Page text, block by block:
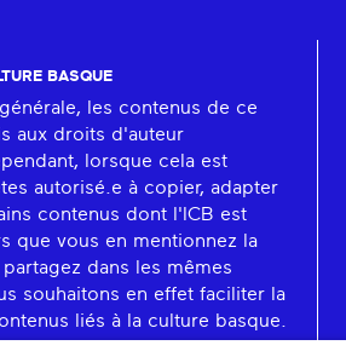
BASQUE
les contenus de ce
aux droits d'auteur
lorsque cela est
autorisé.e à copier, adapter
contenus dont l'ICB est
que vous en mentionnez la
dans les mêmes
souhaitons en effet faciliter la
liés à la culture basque.